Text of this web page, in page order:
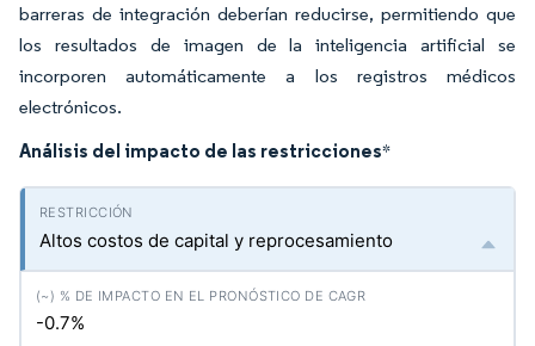
barreras de integración deberían reducirse, permitiendo que
los resultados de imagen de la inteligencia artificial se
incorporen automáticamente a los registros médicos
electrónicos.
Análisis del impacto de las restricciones*
Altos costos de capital y reprocesamiento
-0.7%